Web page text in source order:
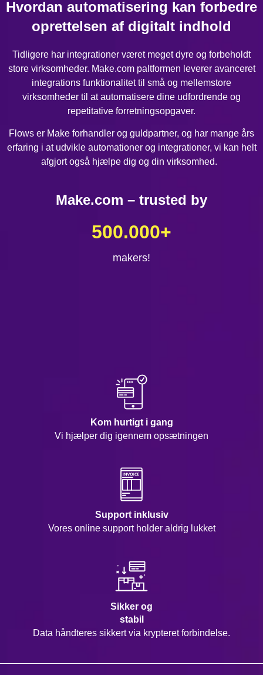
Hvordan automatisering kan forbedre
oprettelsen af digitalt indhold
Tidligere har integrationer været meget dyre og forbeholdt
store virksomheder. Make.com paltformen leverer avanceret
integrations funktionalitet til små og mellemstore
virksomheder til at automatisere dine udfordrende og
repetitative forretningsopgaver.
Flows er Make forhandler og guldpartner, og har mange års
erfaring i at udvikle automationer og integrationer, vi kan helt
afgjort også hjælpe dig og din virksomhed.
Make.com – trusted by
makers!
500.000+
Kom hurtigt i gang
Vi hjælper dig igennem opsætningen
Support inklusiv
Vores online support holder aldrig lukket
Sikker og
stabil
Data håndteres sikkert via krypteret forbindelse.